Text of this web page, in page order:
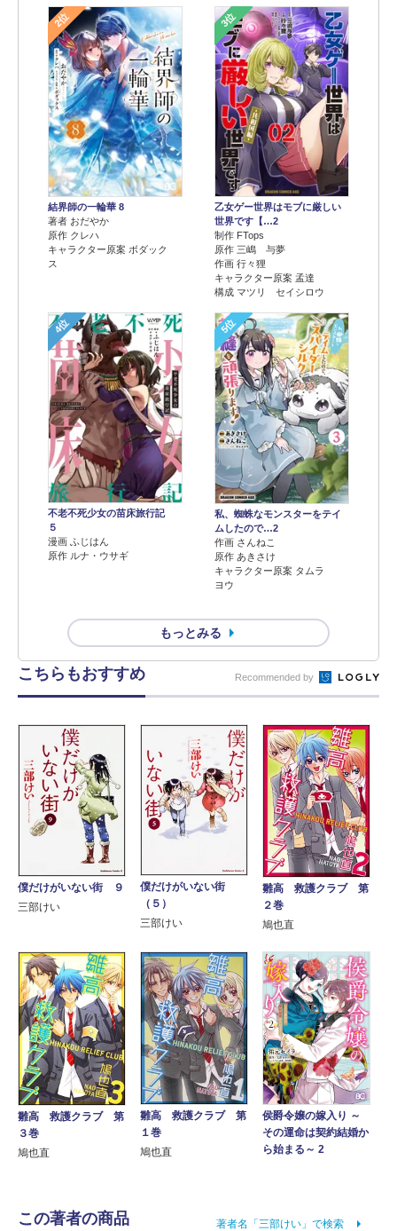
2位
結界師の一輪華 8
著者 おだやか
原作 クレハ
キャラクター原案 ボダック
ス
3位
乙女ゲー世界はモブに厳しい
世界です【…2
制作 FTops
原作 三嶋 与夢
作画 行々狸
キャラクター原案 孟達
構成 マツリ セイシロウ
4位
不老不死少女の苗床旅行記
５
漫画 ふじはん
原作 ルナ・ウサギ
5位
私、蜘蛛なモンスターをテイ
ムしたので…2
作画 さんねこ
原作 あきさけ
キャラクター原案 タムラ
ヨウ
もっとみる
こちらもおすすめ Recommended by
僕だけがいない街 ９
三部けい
僕だけがいない街
（５）
三部けい
雛高 救護クラブ 第
２巻
鳩也直
雛高 救護クラブ 第
３巻
鳩也直
雛高 救護クラブ 第
１巻
鳩也直
侯爵令嬢の嫁入り ～
その運命は契約結婚か
ら始まる～ 2
この著者の商品 著者名「三部けい」で検索